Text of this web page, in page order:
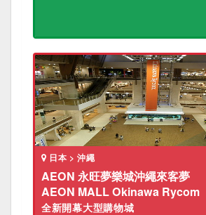
日本 > 沖繩
AEON 永旺夢樂城沖繩來客夢
AEON MALL Okinawa Rycom
全新開幕大型購物城